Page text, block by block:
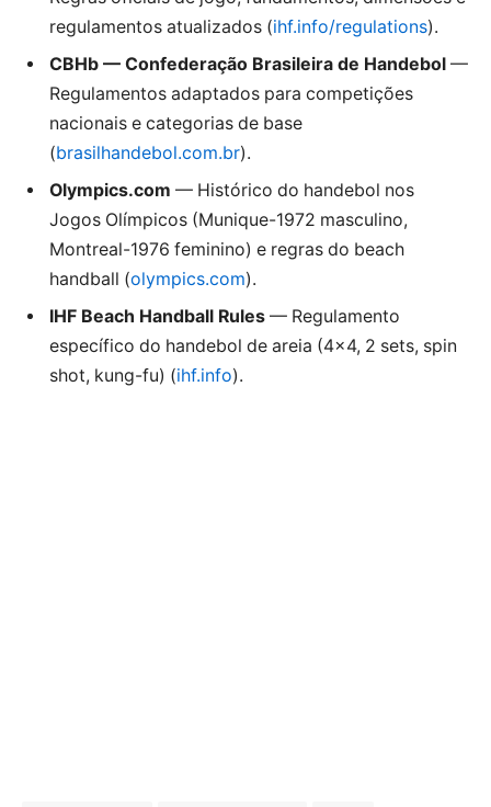
regulamentos atualizados (ihf.info/regulations).
CBHb — Confederação Brasileira de Handebol —
Regulamentos adaptados para competições
nacionais e categorias de base
(brasilhandebol.com.br).
Olympics.com — Histórico do handebol nos
Jogos Olímpicos (Munique-1972 masculino,
Montreal-1976 feminino) e regras do beach
handball (olympics.com).
IHF Beach Handball Rules — Regulamento
específico do handebol de areia (4×4, 2 sets, spin
shot, kung-fu) (ihf.info).